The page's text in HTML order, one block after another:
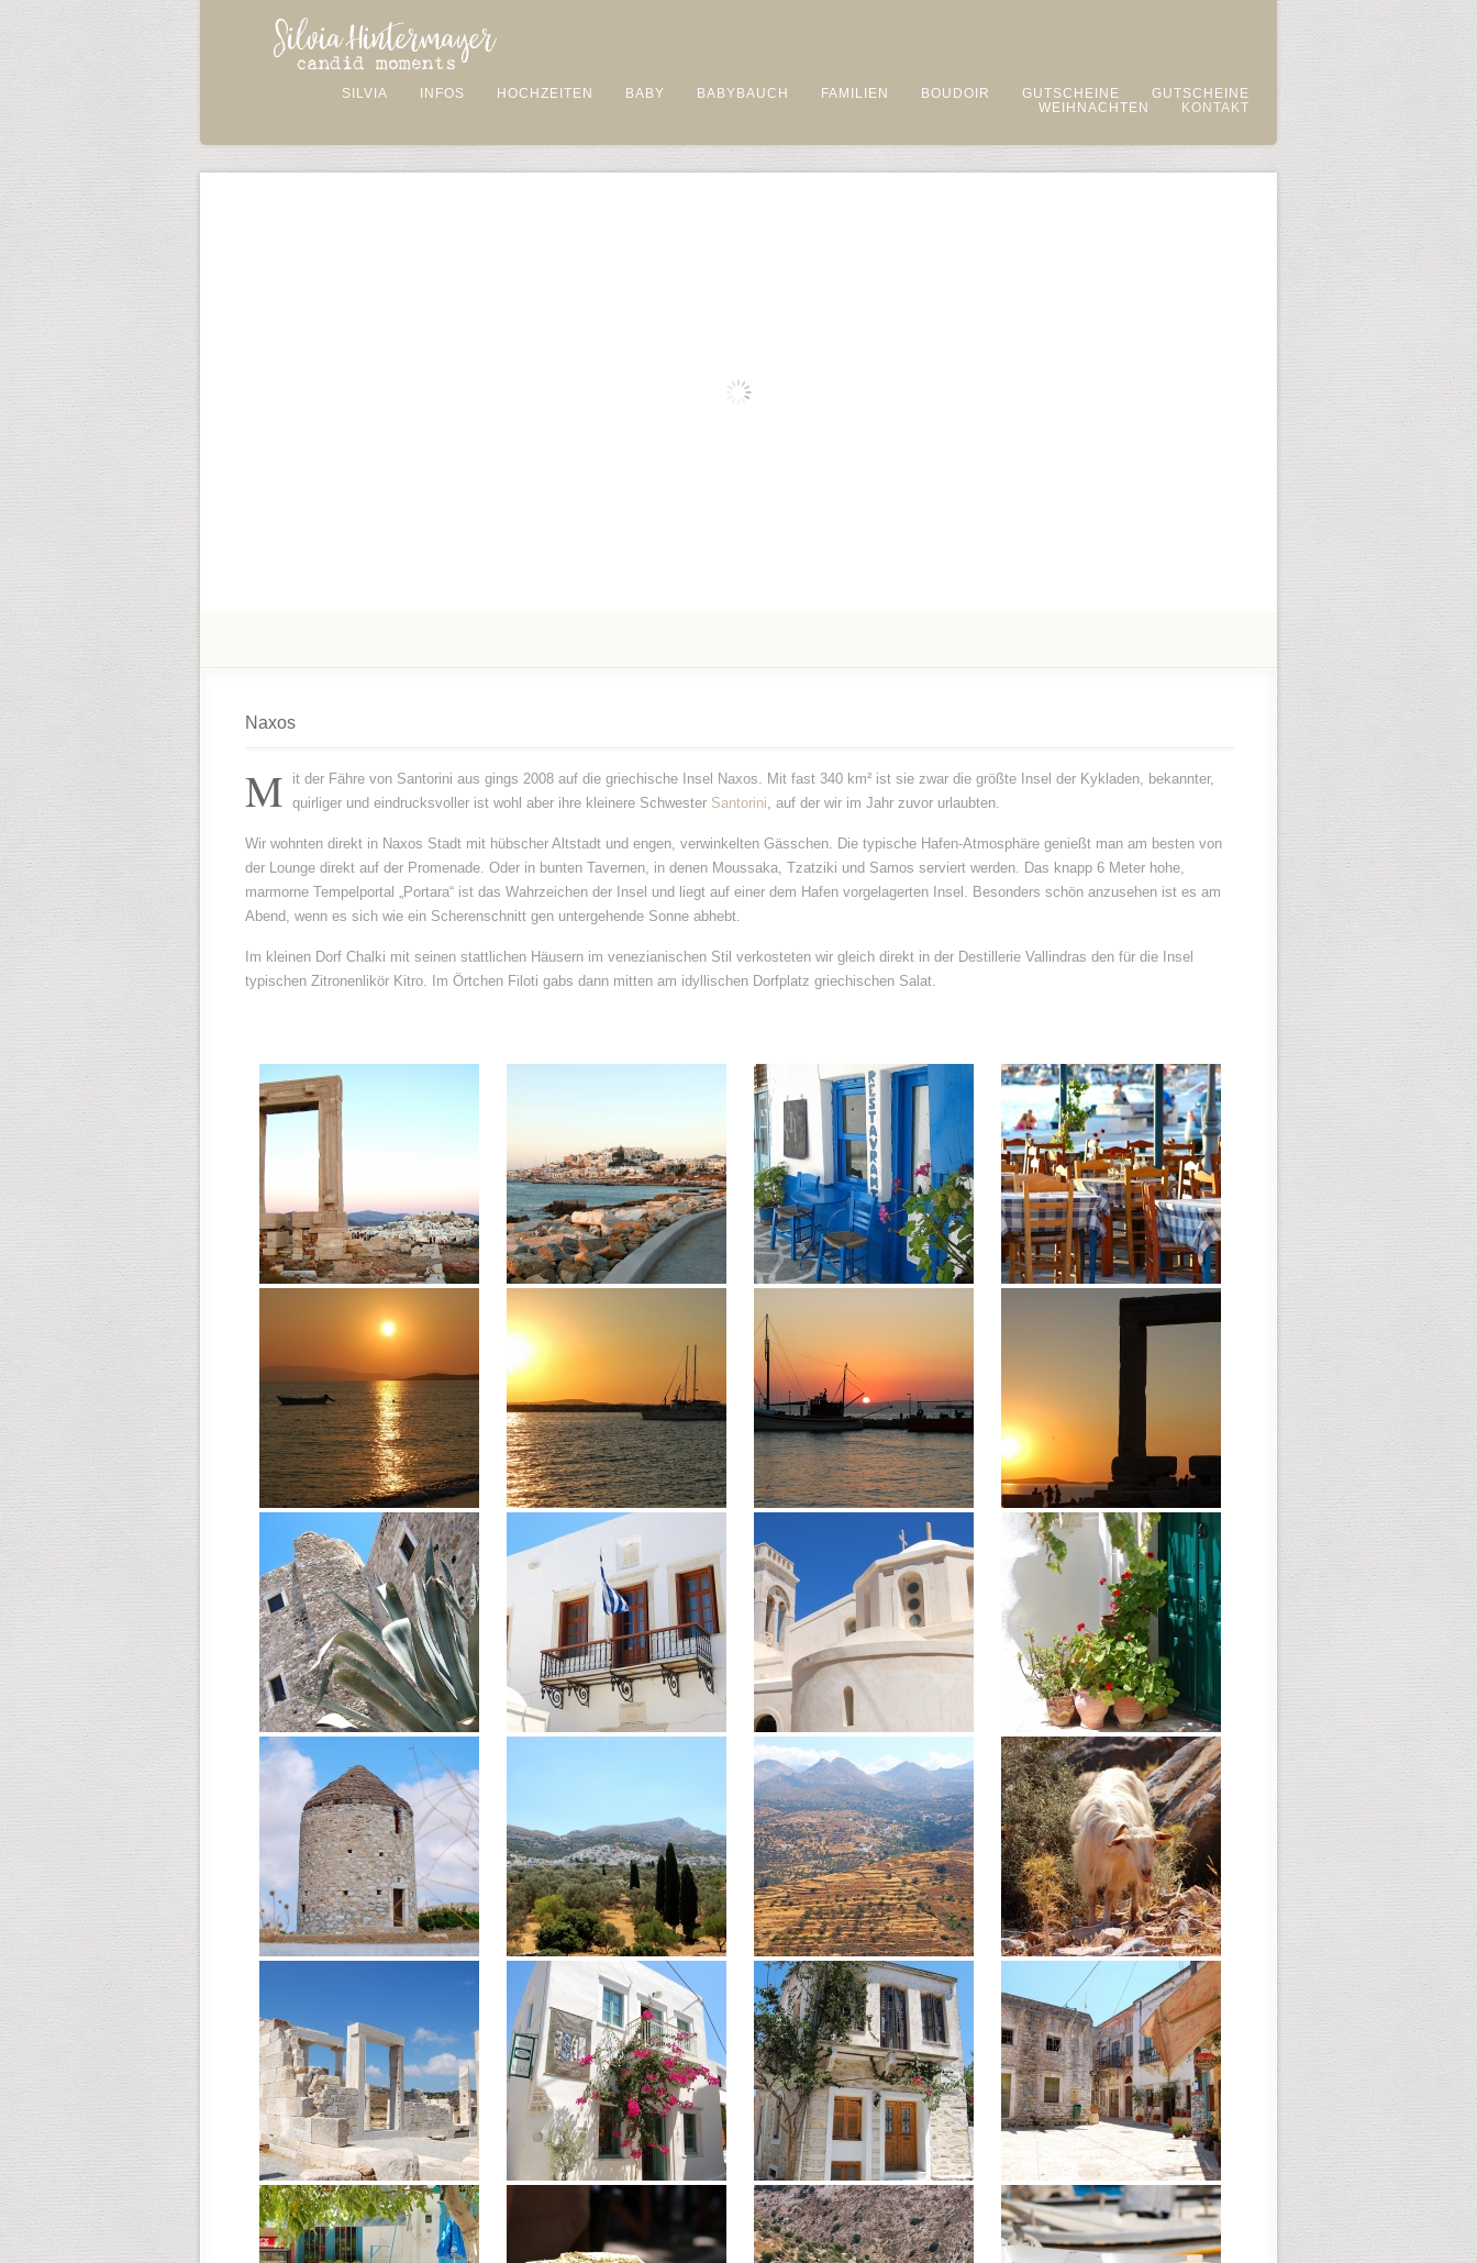
SILVIA INFOS HOCHZEITEN BABY BABYBAUCH FAMILIEN BOUDOIR GUTSCHEINE
GUTSCHEINE
WEIHNACHTEN
KONTAKT
Naxos
M
it der Fähre von Santorini aus gings 2008 auf die griechische Insel Naxos. Mit fast 340 km² ist sie zwar die größte Insel der Kykladen, bekannter,
quirliger und eindrucksvoller ist wohl aber ihre kleinere Schwester Santorini, auf der wir im Jahr zuvor urlaubten.
Wir wohnten direkt in Naxos Stadt mit hübscher Altstadt und engen, verwinkelten Gässchen. Die typische Hafen-Atmosphäre genießt man am besten von
der Lounge direkt auf der Promenade. Oder in bunten Tavernen, in denen Moussaka, Tzatziki und Samos serviert werden. Das knapp 6 Meter hohe,
marmorne Tempelportal „Portara“ ist das Wahrzeichen der Insel und liegt auf einer dem Hafen vorgelagerten Insel. Besonders schön anzusehen ist es am
Abend, wenn es sich wie ein Scherenschnitt gen untergehende Sonne abhebt.
Im kleinen Dorf Chalki mit seinen stattlichen Häusern im venezianischen Stil verkosteten wir gleich direkt in der Destillerie Vallindras den für die Insel
typischen Zitronenlikör Kitro. Im Örtchen Filoti gabs dann mitten am idyllischen Dorfplatz griechischen Salat.